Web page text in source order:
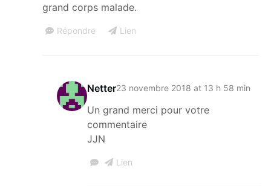
grand corps malade.
Répondre Lien
Netter23 novembre 2018 at 13 h 58 min
Un grand merci pour votre
commentaire
JJN
Lien